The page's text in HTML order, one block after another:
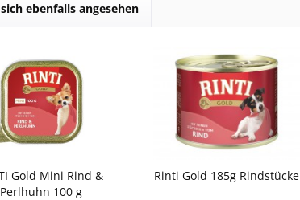
ebenfalls angesehen
Gold Mini Rind &
Perlhuhn 100 g
Rinti Gold 185g Rindstücke